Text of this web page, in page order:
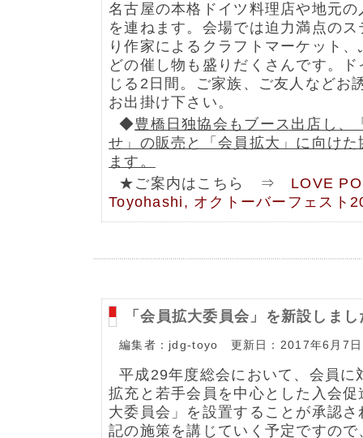
名古屋の本格ドイツ料理店や地元
を連ねます。会場では迫力満点の
り作家によるクラフトマーケット
どの催し物も盛りだくさんです。
じる2日間。ご家族、ご友人などお
お出掛け下さい。
◆豊橋日独協会もブース出店し、
せ」の販売と「会員拡大」に向け
ます。
★ご案内はこちら ⇒ LOVE
Toyohashi, オクトーバーフェスト
「会員拡大委員会」を新設しま
編集者：jdg-toyo 更新日：2017年6月7日
平成29年度総会において、会員に
拡充と若手会員を中心とした入会
大委員会」を設置することが承認
記の施策を講じていく予定ですの